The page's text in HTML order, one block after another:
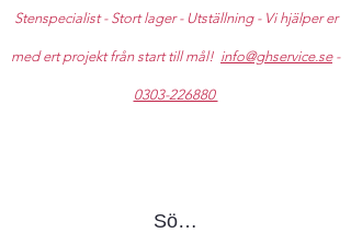
Stenspecialist - Stort lager - Utställning - Vi hjälper er
med ert projekt från start till mål! info@ghservice.se-
0303-226880
Sök produkter